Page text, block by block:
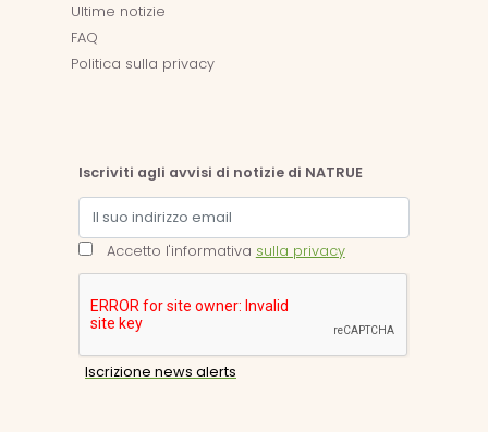
Ultime notizie
FAQ
Politica sulla privacy
Iscriviti agli avvisi di notizie di NATRUE
Accetto l'informativa sulla privacy